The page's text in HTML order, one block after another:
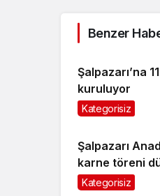
Benzer
Şalpazarı’na
kuruluyor
Kategorisiz
Şalpazarı
karne töreni
Kategorisiz